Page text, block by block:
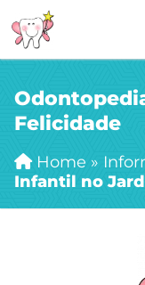
Felicidade
Home »
Infantil no